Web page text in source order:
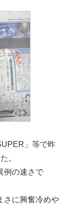
」等で昨
。
例の速さで
さに興奮冷めや